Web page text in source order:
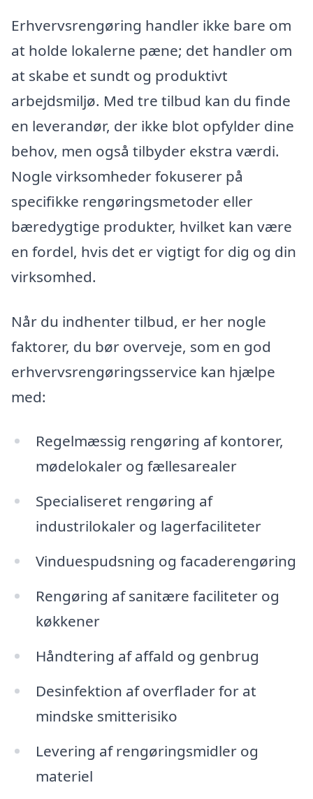
Erhvervsrengøring handler ikke bare om
at holde lokalerne pæne; det handler om
at skabe et sundt og produktivt
arbejdsmiljø. Med tre tilbud kan du finde
en leverandør, der ikke blot opfylder dine
behov, men også tilbyder ekstra værdi.
Nogle virksomheder fokuserer på
specifikke rengøringsmetoder eller
bæredygtige produkter, hvilket kan være
en fordel, hvis det er vigtigt for dig og din
virksomhed.
Når du indhenter tilbud, er her nogle
faktorer, du bør overveje, som en god
erhvervsrengøringsservice kan hjælpe
med:
Regelmæssig rengøring af kontorer,
mødelokaler og fællesarealer
Specialiseret rengøring af
industrilokaler og lagerfaciliteter
Vinduespudsning og facaderengøring
Rengøring af sanitære faciliteter og
køkkener
Håndtering af affald og genbrug
Desinfektion af overflader for at
mindske smitterisiko
Levering af rengøringsmidler og
materiel